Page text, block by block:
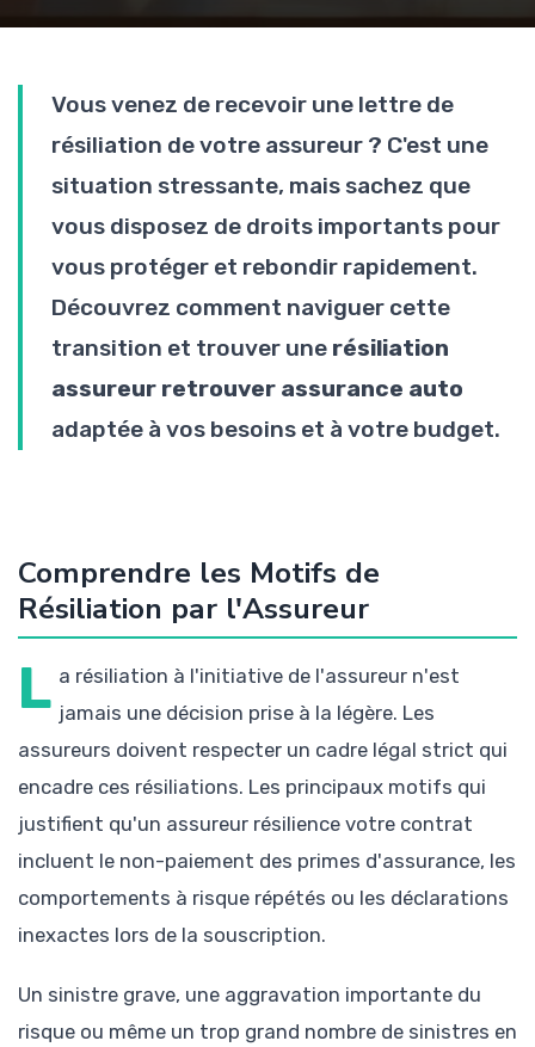
Vous venez de recevoir une lettre de
résiliation de votre assureur ? C'est une
situation stressante, mais sachez que
vous disposez de droits importants pour
vous protéger et rebondir rapidement.
Découvrez comment naviguer cette
transition et trouver une résiliation
assureur retrouver assurance auto
adaptée à vos besoins et à votre budget.
Comprendre les Motifs de
Résiliation par l'Assureur
L a résiliation à l'initiative de l'assureur n'est
jamais une décision prise à la légère. Les
assureurs doivent respecter un cadre légal strict qui
encadre ces résiliations. Les principaux motifs qui
justifient qu'un assureur résilience votre contrat
incluent le non-paiement des primes d'assurance, les
comportements à risque répétés ou les déclarations
inexactes lors de la souscription.
Un sinistre grave, une aggravation importante du
risque ou même un trop grand nombre de sinistres en